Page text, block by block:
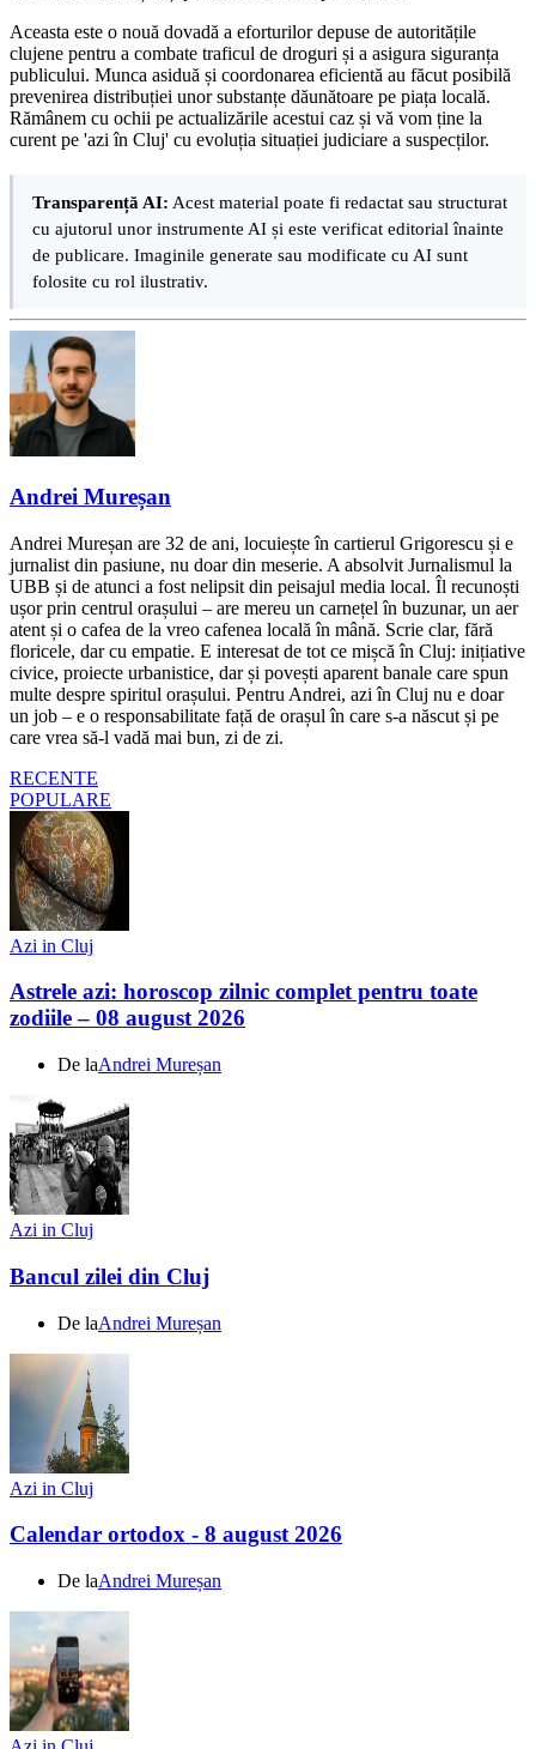
Aceasta este o nouă dovadă a eforturilor depuse de autoritățile
clujene pentru a combate traficul de droguri și a asigura siguranța
publicului. Munca asiduă și coordonarea eficientă au făcut posibilă
prevenirea distribuției unor substanțe dăunătoare pe piața locală.
Rămânem cu ochii pe actualizările acestui caz și vă vom ține la
curent pe 'azi în Cluj' cu evoluția situației judiciare a suspecților.
Transparență AI: Acest material poate fi redactat sau structurat
cu ajutorul unor instrumente AI și este verificat editorial înainte
de publicare. Imaginile generate sau modificate cu AI sunt
folosite cu rol ilustrativ.
Andrei Mureșan
Andrei Mureșan are 32 de ani, locuiește în cartierul Grigorescu și e
jurnalist din pasiune, nu doar din meserie. A absolvit Jurnalismul la
UBB și de atunci a fost nelipsit din peisajul media local. Îl recunoști
ușor prin centrul orașului – are mereu un carnețel în buzunar, un aer
atent și o cafea de la vreo cafenea locală în mână. Scrie clar, fără
floricele, dar cu empatie. E interesat de tot ce mișcă în Cluj: inițiative
civice, proiecte urbanistice, dar și povești aparent banale care spun
multe despre spiritul orașului. Pentru Andrei, azi în Cluj nu e doar
un job – e o responsabilitate față de orașul în care s-a născut și pe
care vrea să-l vadă mai bun, zi de zi.
RECENTE
POPULARE
Azi in Cluj
Astrele azi: horoscop zilnic complet pentru toate
zodiile – 08 august 2026
De laAndrei Mureșan
Azi in Cluj
Bancul zilei din Cluj
De laAndrei Mureșan
Azi in Cluj
Calendar ortodox - 8 august 2026
De laAndrei Mureșan